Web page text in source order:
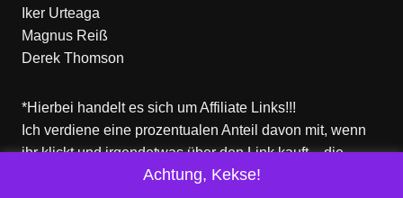
Iker Urteaga
Magnus Reiß
Derek Thomson
*Hierbei handelt es sich um Affiliate Links!!!
Ich verdiene eine prozentualen Anteil davon mit, wenn
ihr klickt und irgendetwas über den Link kauft – die
Produkte dort sind aber nicht von mir!
Achtung, Kekse!